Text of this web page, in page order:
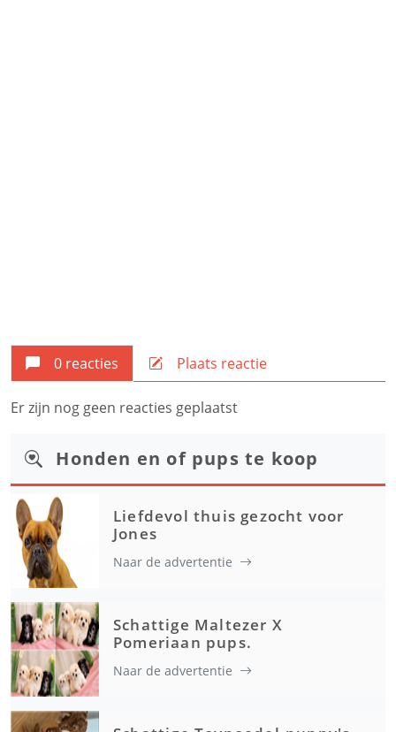
0 reacties Plaats reactie
Er zijn nog geen reacties geplaatst
Honden en of pups te koop
Liefdevol thuis gezocht voor
Jones
Naar de advertentie
Schattige Maltezer X
Pomeriaan pups.
Naar de advertentie